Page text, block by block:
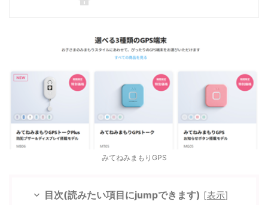
みてねみまもりGPS
目次(読みたい項目にjumpできます) [表示]